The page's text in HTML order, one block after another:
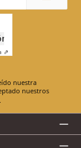
⇗